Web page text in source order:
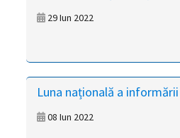
nyelvű
oldal
fejlesztés
alatt
29 Iun 2022
Luna națională a
08 Iun 2022